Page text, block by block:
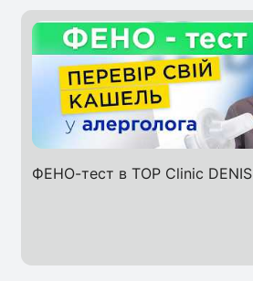
ФЕНО-тест в TOP Clinic DENIS